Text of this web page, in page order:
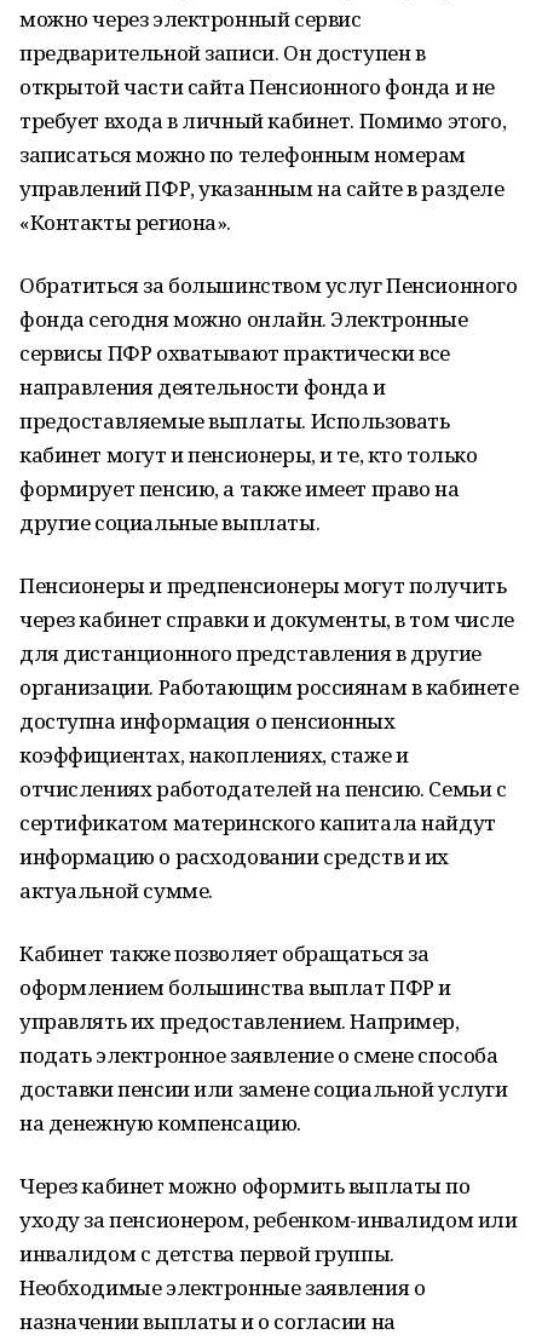
можно через электронный сервис
предварительной записи. Он доступен в
открытой части сайта Пенсионного фонда и не
требует входа в личный кабинет. Помимо этого,
записаться можно по телефонным номерам
управлений ПФР, указанным на сайте в разделе
«Контакты региона».
Обратиться за большинством услуг Пенсионного
фонда сегодня можно онлайн. Электронные
сервисы ПФР охватывают практически все
направления деятельности фонда и
предоставляемые выплаты. Использовать
кабинет могут и пенсионеры, и те, кто только
формирует пенсию, а также имеет право на
другие социальные выплаты.
Пенсионеры и предпенсионеры могут получить
через кабинет справки и документы, в том числе
для дистанционного представления в другие
организации. Работающим россиянам в кабинете
доступна информация о пенсионных
коэффициентах, накоплениях, стаже и
отчислениях работодателей на пенсию. Семьи с
сертификатом материнского капитала найдут
информацию о расходовании средств и их
актуальной сумме.
Кабинет также позволяет обращаться за
оформлением большинства выплат ПФР и
управлять их предоставлением. Например,
подать электронное заявление о смене способа
доставки пенсии или замене социальной услуги
на денежную компенсацию.
Через кабинет можно оформить выплаты по
уходу за пенсионером, ребенком-инвалидом или
инвалидом с детства первой группы.
Необходимые электронные заявления о
назначении выплаты и о согласии на